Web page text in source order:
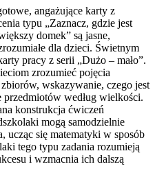
angażujące karty z
typu „Zaznacz, gdzie jest
domek” są jasne,
dla dzieci. Świetnym
pracy z serii „Dużo – mało”.
zrozumieć pojęcia
wskazywanie, czego jest
według wielkości.
konstrukcja ćwiczeń
mogą samodzielnie
ucząc się matematyki w sposób
tego typu zadania rozumieją
i wzmacnia ich dalszą